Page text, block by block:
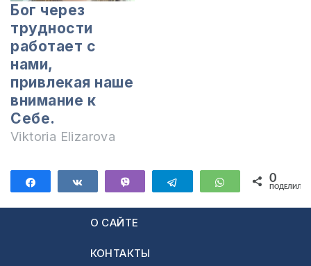
Бог через
трудности
работает с
нами,
привлекая наше
внимание к
Себе.
Viktoria Elizarova
ПоделитьсяПоделиться Telegram WhatsApp
0
О САЙТЕ
КОНТАКТЫ